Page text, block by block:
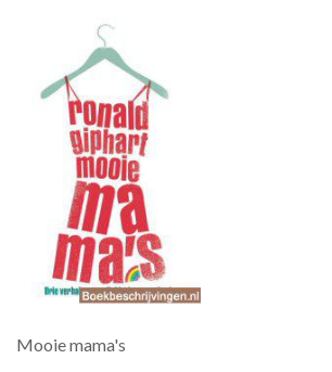
Mooie mama's